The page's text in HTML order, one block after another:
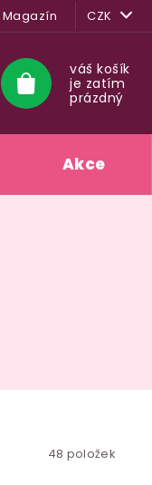
Magazín CZK
Nákupní
košík
váš košík
je zatím
prázdný
Akce
48 položek